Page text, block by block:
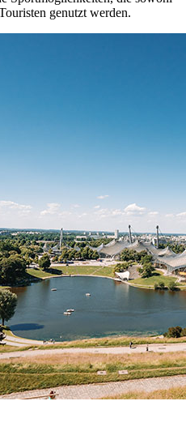
genutzt werden.